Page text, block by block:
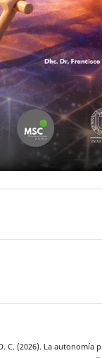
C. (2026). La autonomía